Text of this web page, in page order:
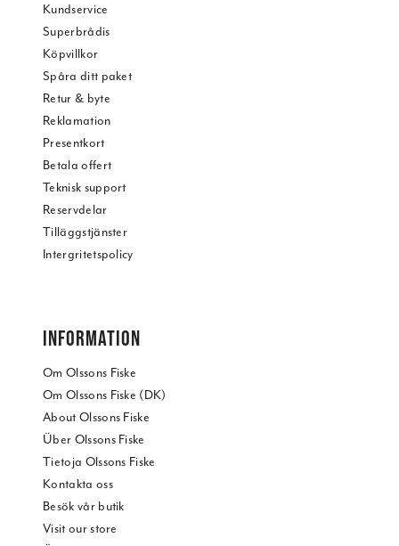
Kundservice
Superbrådis
Köpvillkor
Spåra ditt paket
Retur & byte
Reklamation
Presentkort
Betala offert
Teknisk support
Reservdelar
Tilläggstjänster
Intergritetspolicy
INFORMATION
Om Olssons Fiske
Om Olssons Fiske (DK)
About Olssons Fiske
Über Olssons Fiske
Tietoja Olssons Fiske
Kontakta oss
Besök vår butik
Visit our store